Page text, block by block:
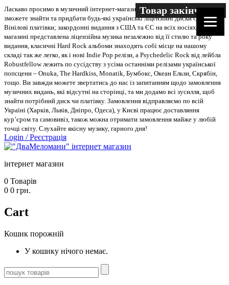
Ласкаво просимо в музичний інтернет-магазин “Два меломани”. У нас Ви
зможете знайти та придбати будь-які українські ліцензійні диски CD, DVD,
Вінілові платівки; закордонні видання з США та ЄС на всіх носіях. В
магазині представлена ліцензійна музика незалежно від її стилю та року
видання, класичні Hard Rock альбоми знаходять собі місце на нашому
складі так же легко, як і нові Indie Pop релізи, а Psychedelic Rock від лейбла
Robustfellow лежить по сусідству з усіма останніми релізами української
попсцени – Onuka, The Hardkiss, Monatik, Бумбокс, Океан Ельзи, Скрябін,
тощо. Ви завжди можете звертатись до нас із запитанням щодо замовлення
музичних видань, які відсутні на сторінці, та ми додамо всі зусилля, щоб
знайти потрібний диск чи платівку. Замовлення відправляємо по всій
Україні (Харків, Львів, Дніпро, Одеса), у Києві працює доставляння
кур’єром та самовивіз, також можна отримати замовлення майже у любій
точці світу. Слухайте якісну музику, гарного дня!
Login /Реєстрація
інтернет магазин
0 Товарів
0 0 грн.
Cart
Кошик порожній
У кошику нічого немає.
Товар закінчився